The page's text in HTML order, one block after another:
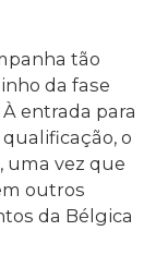
tão
da fase
entrada para
o
uma vez que
outros
da Bélgica